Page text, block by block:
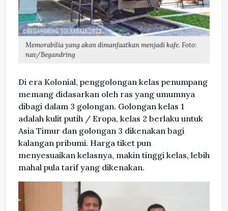
Memorabilia yang akan dimanfaatkan menjadi kafe. Foto:
nav/Begandring
Di era Kolonial, penggolongan kelas penumpang
memang didasarkan oleh ras yang umumnya
dibagi dalam 3 golongan. Golongan kelas 1
adalah kulit putih / Eropa, kelas 2 berlaku untuk
Asia Timur dan golongan 3 dikenakan bagi
kalangan pribumi. Harga tiket pun
menyesuaikan kelasnya, makin tinggi kelas, lebih
mahal pula tarif yang dikenakan.